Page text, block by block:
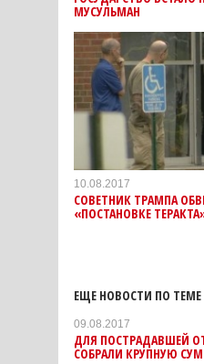
МУСУЛЬМАН
10.08.2017
CОВЕТНИК ТРАМПА
«ПОСТАНОВКЕ
ЕЩЕ НОВОСТИ ПО ТЕМЕ
09.08.2017
ДЛЯ ПОСТРАДАВШЕЙ
СОБРАЛИ КРУПНУЮ